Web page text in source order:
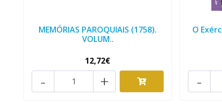
MEMÓRIAS PAROQUIAIS (1758).
VOLUM..
12,72€
+
-
O
-